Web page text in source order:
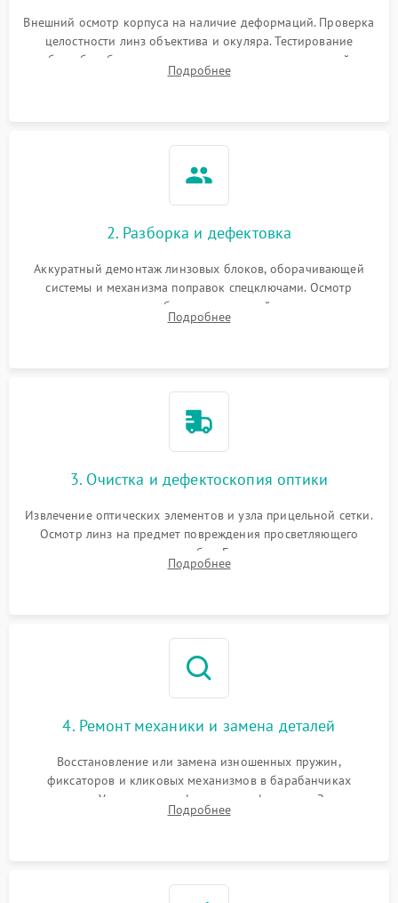
Внешний осмотр корпуса на наличие деформаций. Проверка
целостности линз объектива и окуляра. Тестирование
работы барабанчиков ввода поправок, кольца отстройки
параллакса и зума. Выявление сколов, внутренних
Подробнее
2. Разборка и дефектовка
Аккуратный демонтаж линзовых блоков, оборачивающей
системы и механизма поправок спецключами. Осмотр
внутренних резьбовых соединений, пружин и
уплотнительных колец. Поиск причин люфта, смещения
Подробнее
3. Очистка и дефектоскопия оптики
Извлечение оптических элементов и узла прицельной сетки.
Осмотр линз на предмет повреждения просветляющего
покрытия или появления грибка. Бережная очистка стекол
спецрастворами. Проверка целостности гравированной
Подробнее
4. Ремонт механики и замена деталей
Восстановление или замена изношенных пружин,
фиксаторов и кликовых механизмов в барабанчиках
поправок. Устранение люфтов в трансфокаторе. Замена
поврежденных линз, разбитой сетки или восстановление
Подробнее